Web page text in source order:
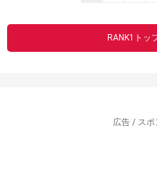
RANK1トッ
広告 / スポ